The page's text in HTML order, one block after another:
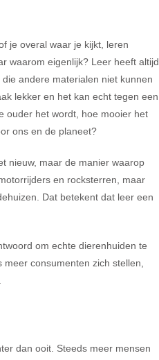
je overal waar je kijkt, leren
waarom eigenlijk? Leer heeft altijd
andere materialen niet kunnen
lekker en het kan echt tegen een
ouder het wordt, hoe mooier het
ons en de planeet?
nieuw, maar de manier waarop
en rocksterren, maar
Dat betekent dat leer een
om echte dierenhuiden te
consumenten zich stellen,
dan ooit. Steeds meer mensen